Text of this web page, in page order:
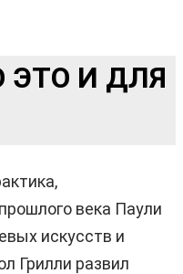
ЭТО И ДЛЯ
века Паули
искусств и
Грилли развил